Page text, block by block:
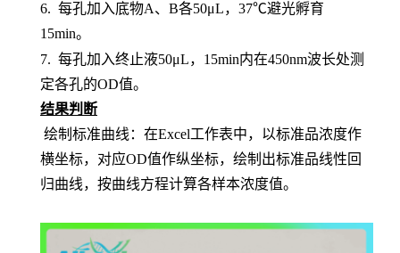
6. 每孔加入底物A、B各50μL，37℃避光孵育
15min。
7. 每孔加入终止液50μL，15min内在450nm波长处测
定各孔的OD值。
结果判断
绘制标准曲线：在Excel工作表中，以标准品浓度作
横坐标，对应OD值作纵坐标，绘制出标准品线性回
归曲线，按曲线方程计算各样本浓度值。